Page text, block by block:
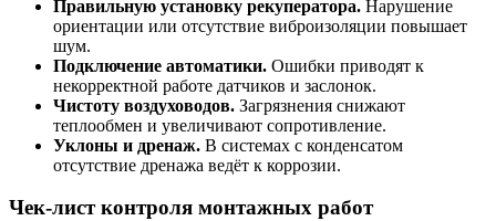
Правильную установку рекуператора. Нарушение
ориентации или отсутствие виброизоляции повышает
шум.
Подключение автоматики. Ошибки приводят к
некорректной работе датчиков и заслонок.
Чистоту воздуховодов. Загрязнения снижают
теплообмен и увеличивают сопротивление.
Уклоны и дренаж. В системах с конденсатом
отсутствие дренажа ведёт к коррозии.
Чек-лист контроля монтажных работ